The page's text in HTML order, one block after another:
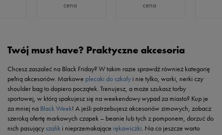
cena
cena
Twój must have? Praktyczne akcesoria
Chcesz zaszaleć na Black Friday? W takim razie sprawdź również kategorię
pełną akcesoriów. Markowe plecaki do szkoły i nie tylko, worki, nerki czy
shoulder bag to dopiero początek. Trenujesz, a może szukasz torby
sportowej, w którą spakujesz się na weekendowy wypad za miasto? Kup je
za mniej na Black Week! A jeśli potrzebujesz akcesoriów zimowych, zobacz
szeroką ofertę markowych czapek – beanie lub tych z pomponem, dorzuć do
nich pasujący szalik i nieprzemakające rękawiczki. Na co jeszcze warto